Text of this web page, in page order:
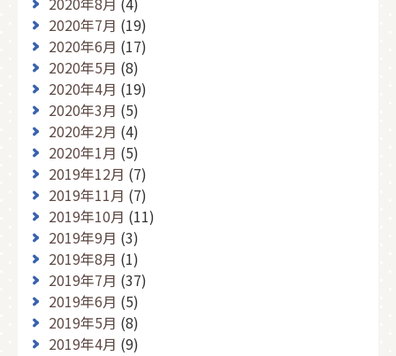
2020年7月 (19)
2020年6月 (17)
2020年5月 (8)
2020年4月 (19)
2020年3月 (5)
2020年2月 (4)
2020年1月 (5)
2019年12月 (7)
2019年11月 (7)
2019年10月 (11)
2019年9月 (3)
2019年8月 (1)
2019年7月 (37)
2019年6月 (5)
2019年5月 (8)
2019年4月 (9)